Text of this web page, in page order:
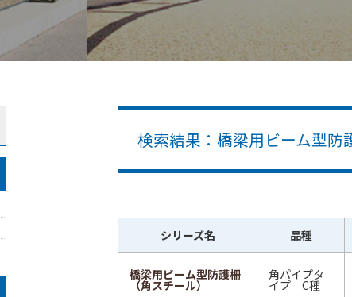
検索結果：橋梁用ビーム型
シリーズ名 品種
橋梁用ビーム型防護柵
（角スチール）
角パイプタ
イプ C種